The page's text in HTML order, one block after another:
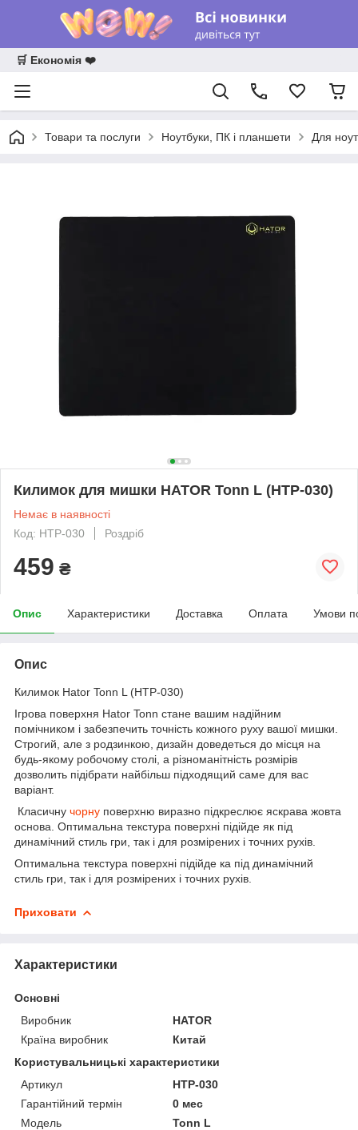
🛒 Економія ❤️
Товари та послуги Ноутбуки, ПК і планшети Для
Килимок для мишки HATOR Tonn L (HTP-030)
Немає в наявності
Код: HTP-030
Роздріб
459 ₴
Опис Характеристики Доставка Оплата Умови
Опис
Килимок Hator Tonn L (HTP-030)
Ігрова поверхня Hator Tonn стане вашим надійним
помічником і забезпечить точність кожного руху вашої мишки.
Строгий, але з родзинкою, дизайн доведеться до місця на
будь-якому робочому столі, а різноманітність розмірів
дозволить підібрати найбільш підходящий саме для вас
варіант.
Класичну чорну поверхню виразно підкреслює яскрава жовта
основа. Оптимальна текстура поверхні підійде як під
динамічний стиль гри, так і для розмірених і точних рухів.
Оптимальна текстура поверхні підійде ка під динамічний
стиль гри, так і для розмірених і точних рухів.
Приховати
Характеристики
Основні
Виробник
HATOR
Країна виробник
Китай
Користувальницькі характеристики
Артикул
HTP-030
Гарантійний термін
0 мес
Мoдель
Tonn L